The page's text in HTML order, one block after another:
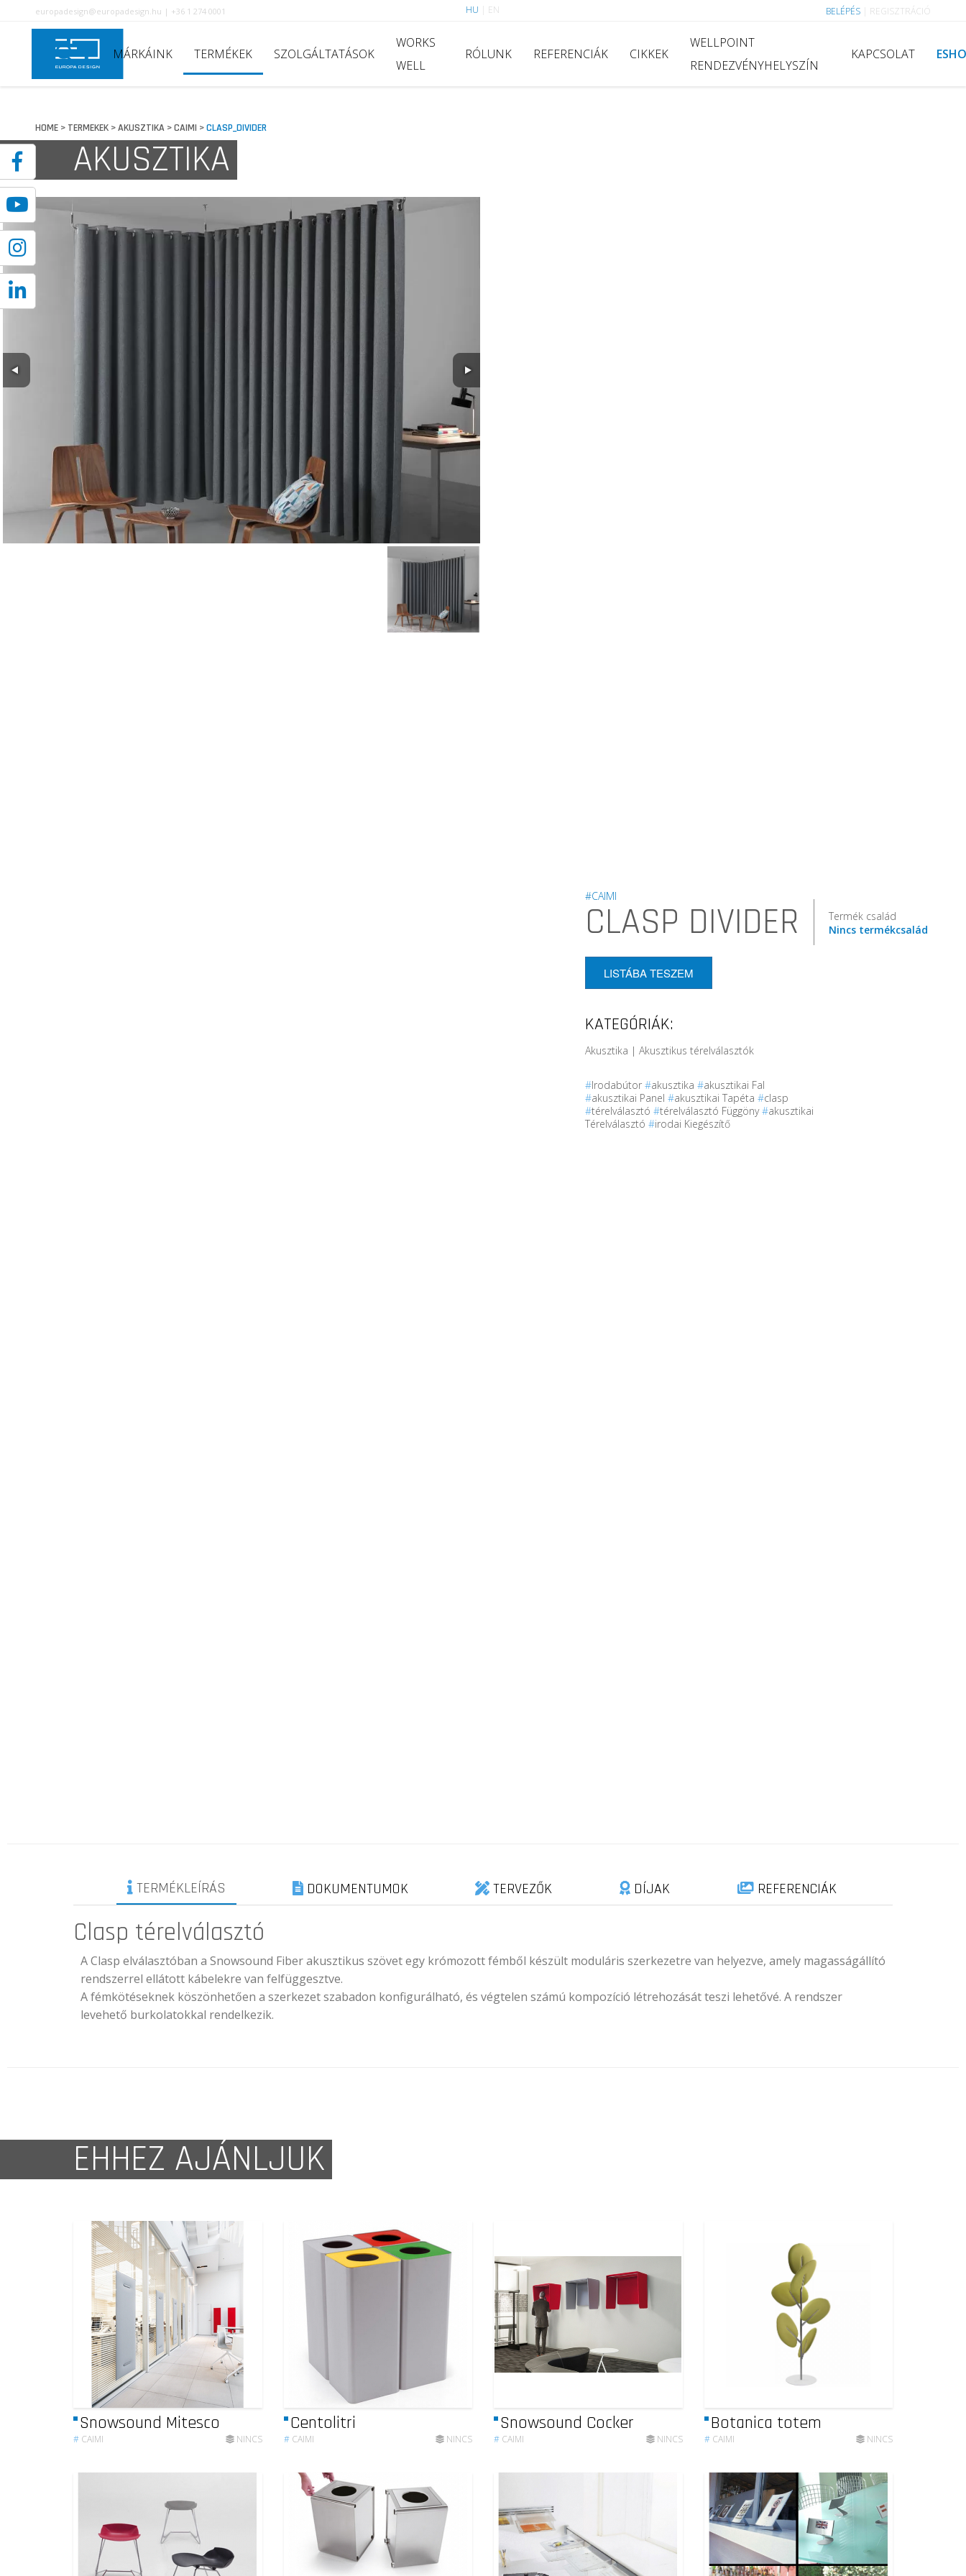
europadesign@europadesign.hu | +36 1 274 0001 HU EN BELÉPÉS REGISZTRÁCIÓ
MÁRKÁINK TERMÉKEK SZOLGÁLTATÁSOK
WORKS
WELL
RÓLUNK REFERENCIÁK CIKKEK
WELLPOINT
RENDEZVÉNYHELYSZÍN
KAPCSOLAT
HOME> TERMEKEK>AKUSZTIKA>CAIMI >CLASP_DIVIDER
AKUSZTIKA
#CAIMI
CLASP DIVIDER
Termék család
Nincs termékcsalád
LISTÁBA TESZEM
KATEGÓRIÁK:
Akusztika | Akusztikus térelválasztók
#Irodabútor #akusztika #akusztikai Fal
#akusztikai Panel #akusztikai Tapéta #clasp
#térelválasztó #térelválasztó Függöny#akusztikai
Térelválasztó #irodai Kiegészítő
TERMÉKLEÍRÁS DOKUMENTUMOK TERVEZŐK DÍJAK REFERENCIÁK
Clasp térelválasztó
A Clasp elválasztóban a Snowsound Fiber akusztikus szövet egy krómozott fémből készült moduláris szerkezetre van helyezve, amely magasságállító
rendszerrel ellátott kábelekre van felfüggesztve.
A fémkötéseknek köszönhetően a szerkezet szabadon konfigurálható, és végtelen számú kompozíció létrehozását teszi lehetővé. A rendszer
levehető burkolatokkal rendelkezik.
EHHEZ AJÁNLJUK
Snowsound Mitesco
# CAIMI NINCS
Centolitri
# CAIMI NINCS
Snowsound Cocker
# CAIMI NINCS
Botanica totem
# CAIMI NINCS